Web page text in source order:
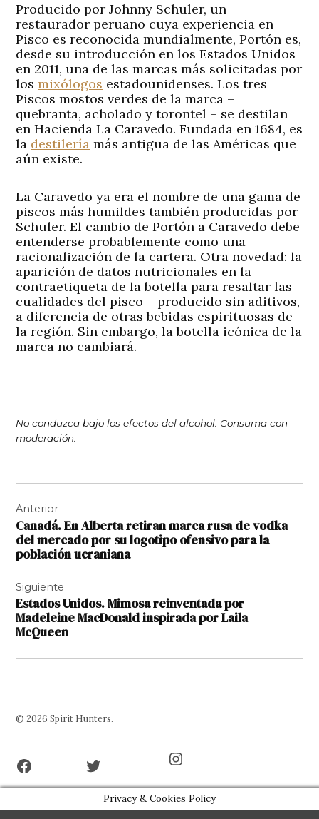
Producido por Johnny Schuler, un
restaurador peruano cuya experiencia en
Pisco es reconocida mundialmente, Portón es,
desde su introducción en los Estados Unidos
en 2011, una de las marcas más solicitadas por
losmixólogos estadounidenses. Los tres
Piscos mostos verdes de la marca –
quebranta, acholado y torontel – se destilan
en Hacienda La Caravedo. Fundada en 1684, es
la destilería más antigua de las Américas que
aún existe.
La Caravedo ya era el nombre de una gama de
piscos más humildes también producidas por
Schuler. El cambio de Portón a Caravedo debe
entenderse probablemente como una
racionalización de la cartera. Otra novedad: la
aparición de datos nutricionales en la
contraetiqueta de la botella para resaltar las
cualidades del pisco – producido sin aditivos,
a diferencia de otras bebidas espirituosas de
la región. Sin embargo, la botella icónica de la
marca no cambiará.
No conduzca bajo los efectos del alcohol. Consuma con
moderación.
de
entradas
Anterior
Canadá. En Alberta retiran marca rusa de vodka
del mercado por su logotipo ofensivo para la
población ucraniana
Siguiente
Estados Unidos. Mimosa reinventada por
Madeleine MacDonald inspirada por Laila
McQueen
© 2026 Spirit Hunters.
Privacy & Cookies Policy